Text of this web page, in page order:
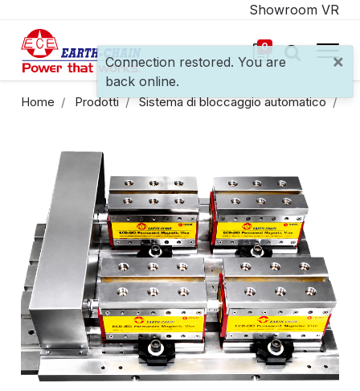
0
Showroom VR
Home Prodotti Sistema di bloccaggio automatico
×
Connection restored. You are
back online.